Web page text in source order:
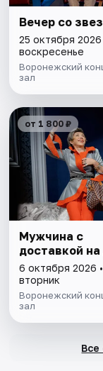
Вечер со
25 октября 2026
воскресенье
Воронежский
зал
от 1 800 ₽
Мужчина с
доставкой
6 октября 2026 •
вторник
Воронежский
зал
Все